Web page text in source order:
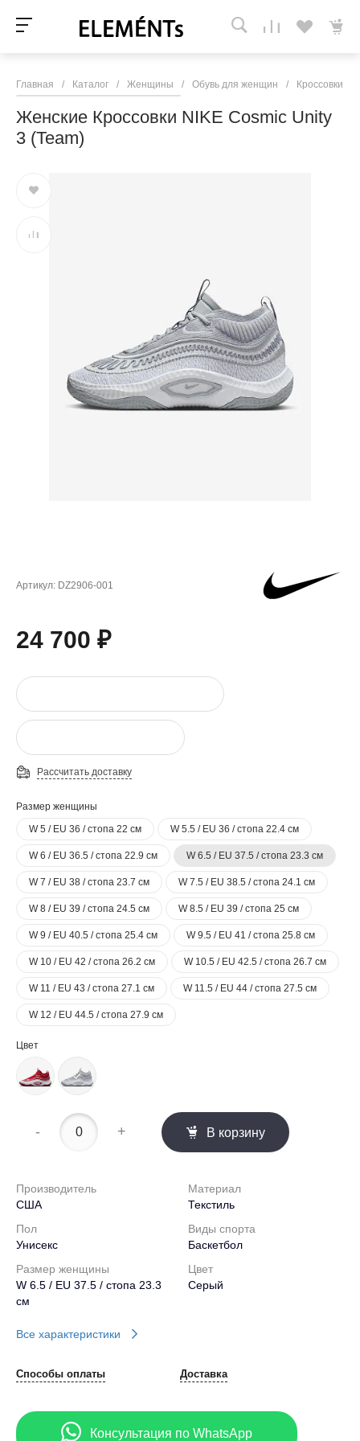
Главная / Каталог / Женщины / Обувь для женщин / Кроссовки и
Женские Кроссовки NIKE Cosmic Unity
3 (Team)
Артикул: DZ2906-001
24 700 ₽
Рассчитать доставку
Размер женщины
W 5 / EU 36 / стопа 22 см
W 5.5 / EU 36 / стопа 22.4 см
W 6 / EU 36.5 / стопа 22.9 см W 6.5 / EU 37.5 / стопа 23.3 см
W 7 / EU 38 / стопа 23.7 см W 7.5 / EU 38.5 / стопа 24.1 см
W 8 / EU 39 / стопа 24.5 см W 8.5 / EU 39 / стопа 25 см
W 9 / EU 40.5 / стопа 25.4 см W 9.5 / EU 41 / стопа 25.8 см
W 10 / EU 42 / стопа 26.2 см W 10.5 / EU 42.5 / стопа 26.7 см
W 11 / EU 43 / стопа 27.1 см W 11.5 / EU 44 / стопа 27.5 см
W 12 / EU 44.5 / стопа 27.9 см
Цвет
- + В корзину
Производитель
США
Материал
Текстиль
Пол
Унисекс
Виды спорта
Баскетбол
Размер женщины
W 6.5 / EU 37.5 / стопа 23.3
см
Цвет
Серый
Все характеристики
Способы оплаты Доставка
Консультация по WhatsApp